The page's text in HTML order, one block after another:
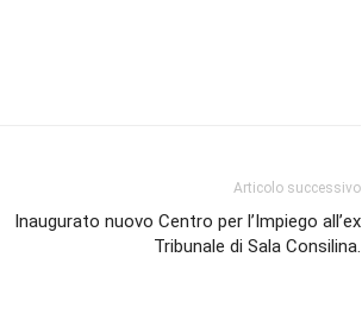
Articolo successivo
Inaugurato nuovo Centro per l’Impiego all’ex
Tribunale di Sala Consilina.